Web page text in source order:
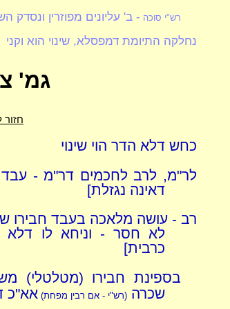
רש"י סוכה - ב' עליונים מפוזרין
נחלקה התיומת דמפסלא, שינוי הוא וקני
גמ'
כחש דלא הדר הוי שינוי
לר"מ, לרב לחכמים דר"מ - עבד
דאינה נגזלת]
רב - עושה מלאכה בעבד חבירו
לא חסר - וניחא לו דלא
כרבית]
בספינת חבירו (מטלטלי)
שכרה(רש"י - אם רבין מפחת)אא"כ